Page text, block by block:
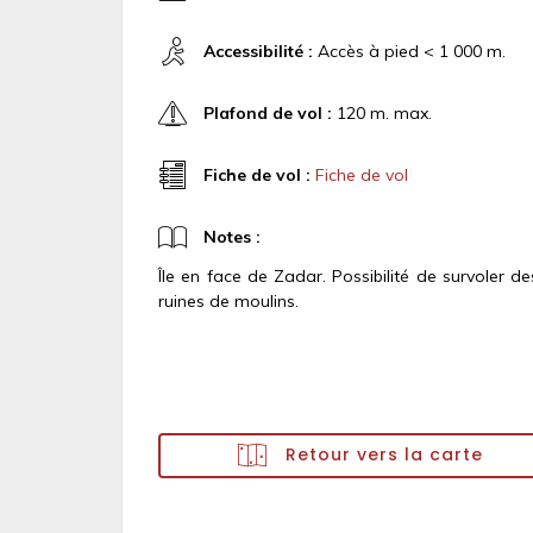
Accessibilité : Accès à pied < 1 000 m.
Plafond de vol : 120 m. max.
Fiche de vol : Fiche de vol
Notes :
Île en face de Zadar. Possibilité de survoler
ruines de moulins.
Retour vers la carte